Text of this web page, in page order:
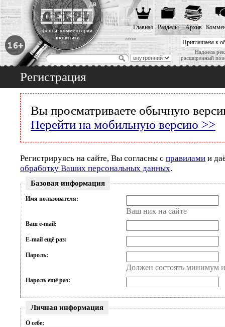
Приглашаем к
Надоела
расширенный
Главная Разделы Архив
Регистрация
Вы просматриваете обычную
Перейти на мобильную версию >>
Регистрируясь на сайте, Вы согласны с правилами и
обработку Ваших персональных данных.
Базовая информация
Имя пользователя:
Ваш ник на сайте
Ваш e-mail:
E-mail ещё раз:
Пароль:
Должен состоять минимум
Пароль ещё раз:
Личная информация
О себе: